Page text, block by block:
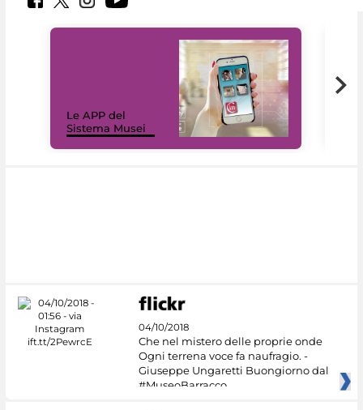
Le APP del
Sistema Musei
04/10/2018
Che nel mistero delle proprie onde
Ogni terrena voce fa naufragio. -
Giuseppe Ungaretti Buongiorno dal
#MuseoBarracco